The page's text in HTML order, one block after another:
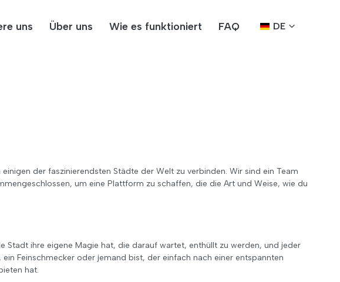
uns Über uns Wie es funktioniert FAQ DE
der faszinierendsten Städte der Welt zu verbinden. Wir sind ein Team
um eine Plattform zu schaffen, die die Art und Weise, wie du
Stadt ihre eigene Magie hat, die darauf wartet, enthüllt zu werden, und jeder
Feinschmecker oder jemand bist, der einfach nach einer entspannten
hat.